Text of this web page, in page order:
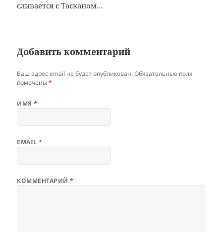
сливается с Тасканом…
Добавить комментарий
Ваш адрес email не будет опубликован. Обязательные поля
помечены*
ИМЯ*
EMAIL*
КОММЕНТАРИЙ*